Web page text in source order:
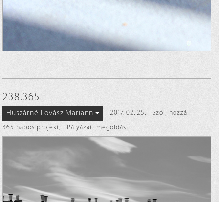
238.365
Huszárné Lovász Mariann 2017. 02. 25.
Szólj hozzá!
365 napos projekt, Pályázati megoldás